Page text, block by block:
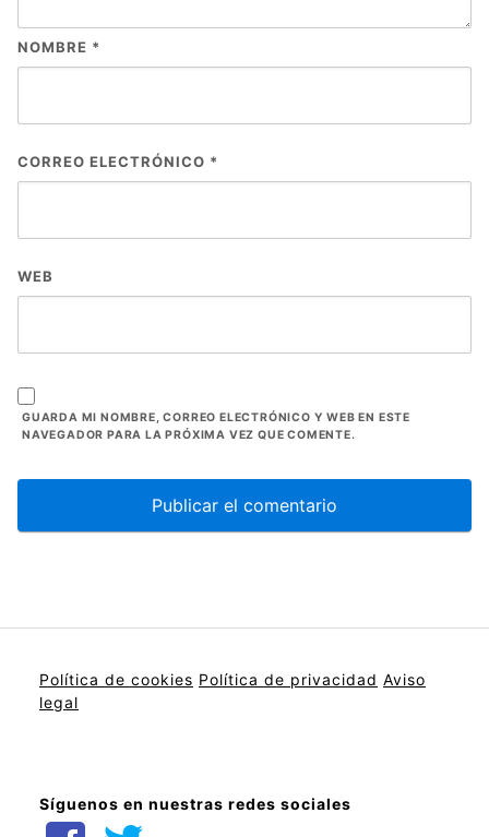
NOMBRE *
CORREO ELECTRÓNICO *
WEB
GUARDA MI NOMBRE, CORREO ELECTRÓNICO Y WEB EN ESTE
NAVEGADOR PARA LA PRÓXIMA VEZ QUE COMENTE.
Política de cookies Política de privacidad Aviso
legal
Síguenos en nuestras redes sociales